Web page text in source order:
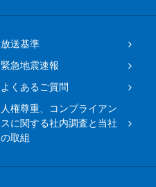
放送基準
緊急地震速報
よくあるご質問
人権尊重、コンプライアン
スに関する社内調査と当社
の取組